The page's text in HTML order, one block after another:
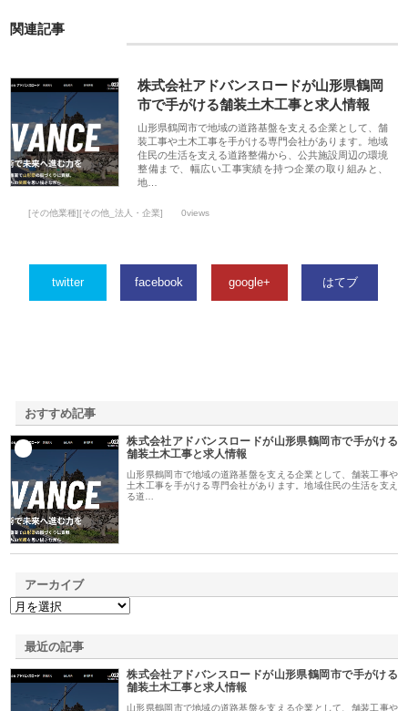
関連記事
株式会社アドバンスロードが山形県鶴岡
市で手がける舗装土木工事と求人情報
山形県鶴岡市で地域の道路基盤を支える企業として、舗
装工事や土木工事を手がける専門会社があります。地域
住民の生活を支える道路整備から、公共施設周辺の環境
整備まで、幅広い工事実績を持つ企業の取り組みと、
地…
[その他業種][その他_法人・企業] 0views
twitter facebook google+ はてブ
おすすめ記事
株式会社アドバンスロードが山形県鶴岡市で手がける
舗装土木工事と求人情報
山形県鶴岡市で地域の道路基盤を支える企業として、舗装工事や
土木工事を手がける専門会社があります。地域住民の生活を支え
る道…
アーカイブ
最近の記事
株式会社アドバンスロードが山形県鶴岡市で手がける
舗装土木工事と求人情報
山形県鶴岡市で地域の道路基盤を支える企業として、舗装工事や